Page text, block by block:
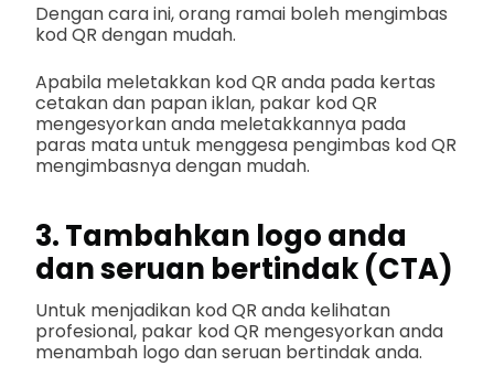
Dengan cara ini, orang ramai boleh mengimbas
kod QR dengan mudah.
Apabila meletakkan kod QR anda pada kertas
cetakan dan papan iklan, pakar kod QR
mengesyorkan anda meletakkannya pada
paras mata untuk menggesa pengimbas kod QR
mengimbasnya dengan mudah.
3. Tambahkan logo anda
dan seruan bertindak (CTA)
Untuk menjadikan kod QR anda kelihatan
profesional, pakar kod QR mengesyorkan anda
menambah logo dan seruan bertindak anda.